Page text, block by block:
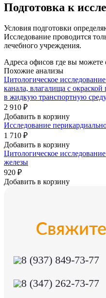
Подготовка к
Условия подготовки
Исследование проводится
лечебного учреждения.
Адреса офисов где вы можете
Похожие анализы
Цитологическое
канала, влагалища с
в жидкую транспортную
2 910 ₽
Добавить в корзину
Исследование
1 710 ₽
Добавить в корзину
Цитологическое
железы
920 ₽
Добавить в корзину
8 (937) 849-73-77
8 (347) 262-73-77